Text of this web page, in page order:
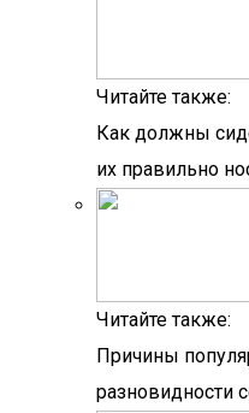
Читайте также:
Как должны
их правильно
Читайте также:
Причины
разновидности